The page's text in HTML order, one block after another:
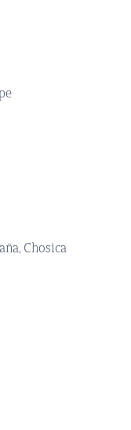
Chosica